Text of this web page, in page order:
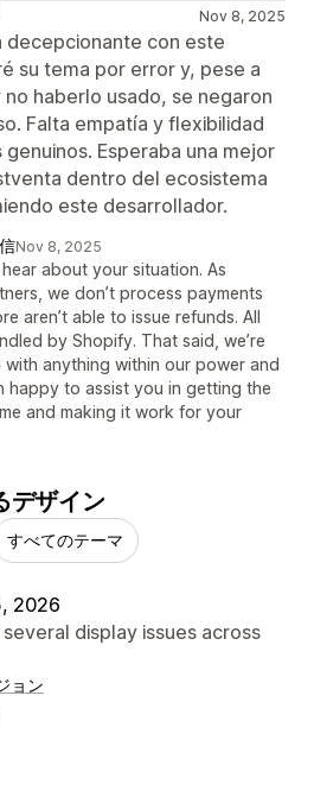
Nov 8, 2025
decepcionante con este
su tema por error y, pese a
haberlo usado, se negaron
Falta empatía y flexibilidad
Esperaba una mejor
dentro del ecosistema
este desarrollador.
Nov 8, 2025
about your situation. As
we don’t process payments
aren’t able to issue refunds. All
by Shopify. That said, we’re
with anything within our power and
happy to assist you in getting the
and making it work for your
デザイン
すべてのテーマ
2026
display issues across
ョン